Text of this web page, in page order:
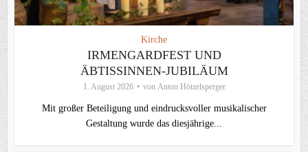
Kirche
IRMENGARDFEST UND
ÄBTISSINNEN-JUBILÄUM
1. August 2026 von Anton Hötzelsperger
Mit großer Beteiligung und eindrucksvoller musikalischer
Gestaltung wurde das diesjährige...